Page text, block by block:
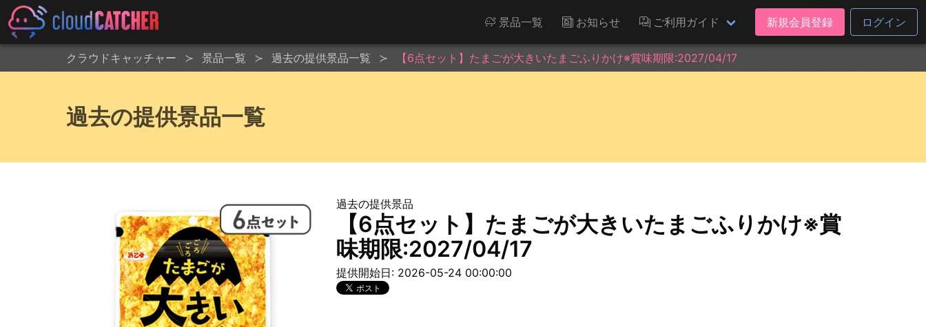
景品一覧 お知らせ ご利用ガイド 新規会員登録 ログイン
クラウドキャッチャー 景品一覧 過去の提供景品一覧 【6点セット】たまごが大きいたまごふりかけ※賞味期限:2027/04/17
過去の提供景品一覧
過去の提供景品
【6点セット】たまごが大きいたまごふりかけ※賞
味期限:2027/04/17
提供開始日: 2026-05-24 00:00:00